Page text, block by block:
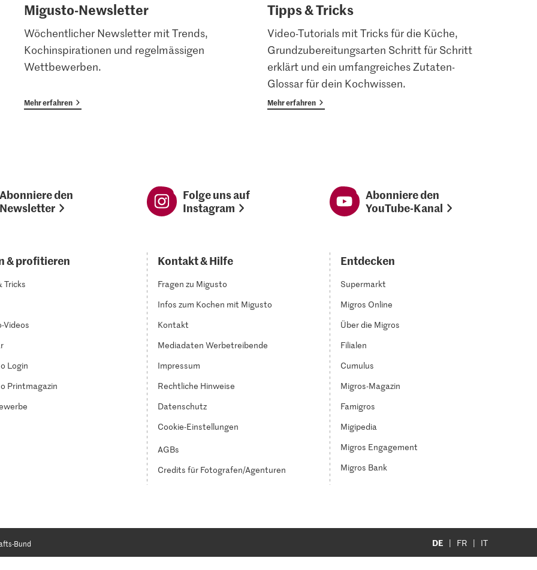
Migusto-Newsletter
Wöchentlicher Newsletter mit Trends,
Kochinspirationen und regelmässigen
Wettbewerben.
Mehr erfahren
Tipps & Tricks
Video-Tutorials mit Tricks für die Küche,
Grundzubereitungsarten Schritt für Schritt
erklärt und ein umfangreiches Zutaten-
Glossar für dein Kochwissen.
Mehr erfahren
Abonniere den
Newsletter
Folge uns auf
Instagram
Abonniere den
YouTube-Kanal
& profitieren
Tricks
Videos
Login
Printmagazin
Kontakt & Hilfe
Fragen zu Migusto
Infos zum Kochen mit Migusto
Kontakt
Mediadaten Werbetreibende
Impressum
Rechtliche Hinweise
Datenschutz
Cookie-Einstellungen
AGBs
Credits für Fotografen/Agenturen
Entdecken
Supermarkt
Migros Online
Über die Migros
Filialen
Cumulus
Migros-Magazin
Famigros
Migipedia
Migros Engagement
Migros Bank
Bund DE FR IT